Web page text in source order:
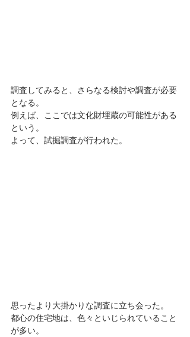
調査してみると、さらなる検討や調査が必要
となる。
例えば、ここでは文化財埋蔵の可能性がある
という。
よって、試掘調査が行われた。
思ったより大掛かりな調査に立ち会った。
都心の住宅地は、色々といじられていること
が多い。